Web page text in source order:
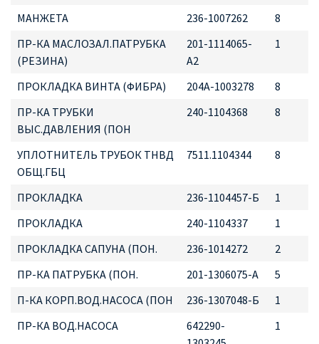
МАНЖЕТА
236-1007262
8
ПР-КА МАСЛОЗАЛ.ПАТРУБКА
(РЕЗИНА)
201-1114065-
А2
1
ПРОКЛАДКА ВИНТА (ФИБРА) 204А-1003278
8
ПР-КА ТРУБКИ
ВЫС.ДАВЛЕНИЯ (ПОН
240-1104368 8
УПЛОТНИТЕЛЬ ТРУБОК ТНВД
ОБЩ.ГБЦ
7511.1104344 8
ПРОКЛАДКА 236-1104457-Б
1
ПРОКЛАДКА
240-1104337
1
ПРОКЛАДКА САПУНА (ПОН.
236-1014272
2
ПР-КА ПАТРУБКА (ПОН.
201-1306075-А
5
П-КА КОРП.ВОД.НАСОСА (ПОН
236-1307048-Б
1
ПР-КА ВОД.НАСОСА
642290-
1